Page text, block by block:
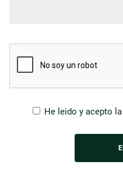
He leido y acepto la